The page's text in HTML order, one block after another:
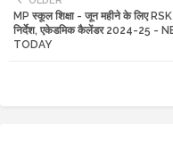
MP स्कूल शिक्षा - जून महीने के लिए RSK
निर्देश, एकेडमिक कैलेंडर 2024-25 -
TODAY